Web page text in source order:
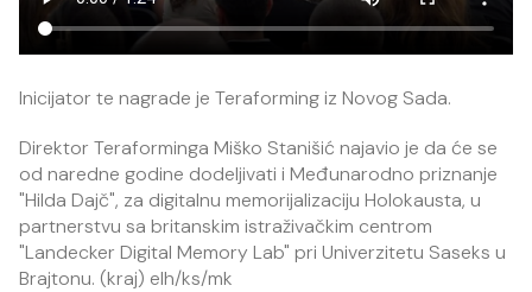
Inicijator te nagrade je Teraforming iz Novog Sada.
Direktor Teraforminga Miško Stanišić najavio je da će se
od naredne godine dodeljivati i Međunarodno priznanje
"Hilda Dajč", za digitalnu memorijalizaciju Holokausta, u
partnerstvu sa britanskim istraživačkim centrom
"Landecker Digital Memory Lab" pri Univerzitetu Saseks u
Brajtonu. (kraj) elh/ks/mk